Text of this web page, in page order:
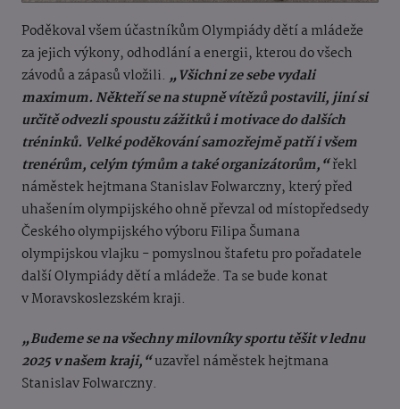
Poděkoval všem účastníkům Olympiády dětí a mládeže
za jejich výkony, odhodlání a energii, kterou do všech
závodů a zápasů vložili. „Všichni ze sebe vydali
maximum. Někteří se na stupně vítězů postavili, jiní si
určitě odvezli spoustu zážitků i motivace do dalších
tréninků. Velké poděkování samozřejmě patří i všem
trenérům, celým týmům a také organizátorům,“řekl
náměstek hejtmana Stanislav Folwarczny, který před
uhašením olympijského ohně převzal od místopředsedy
Českého olympijského výboru Filipa Šumana
olympijskou vlajku - pomyslnou štafetu pro pořadatele
další Olympiády dětí a mládeže. Ta se bude konat
v Moravskoslezském kraji.
„Budeme se na všechny milovníky sportu těšit v lednu
2025 v našem kraji,“uzavřel náměstek hejtmana
Stanislav Folwarczny.